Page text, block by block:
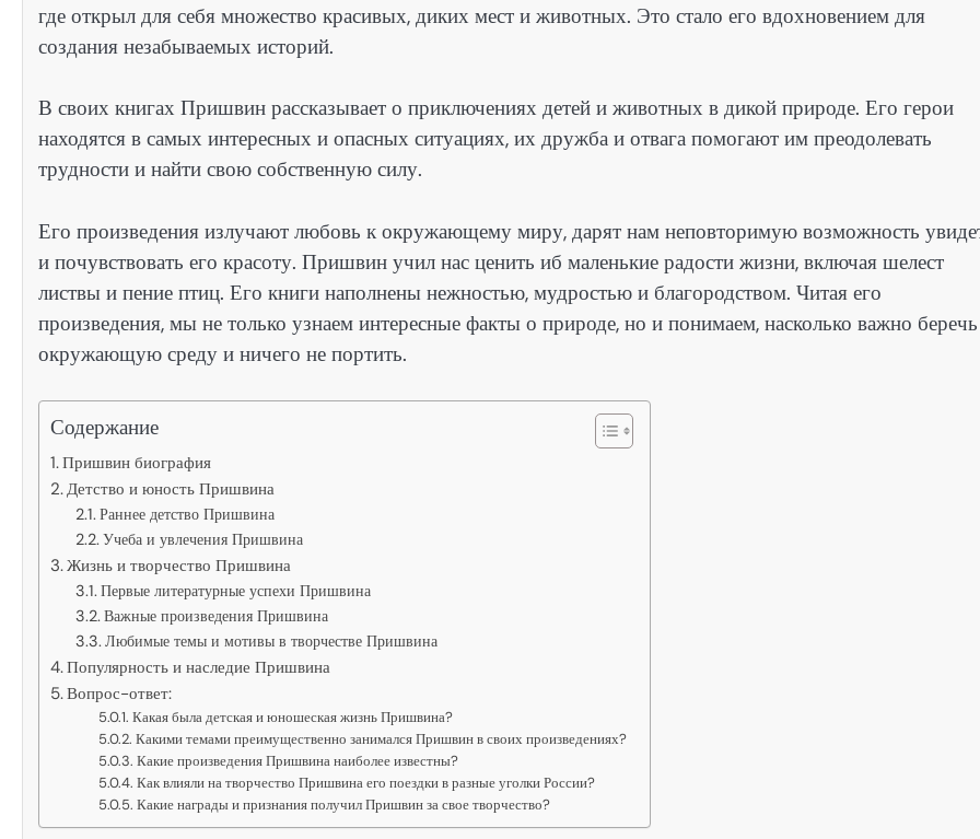
где открыл для себя множество красивых, диких мест и животных. Это стало его вдохновением для
создания незабываемых историй.
В своих книгах Пришвин рассказывает о приключениях детей и животных в дикой природе. Его герои
находятся в самых интересных и опасных ситуациях, их дружба и отвага помогают им преодолевать
трудности и найти свою собственную силу.
Его произведения излучают любовь к окружающему миру, дарят нам неповторимую возможность
и почувствовать его красоту. Пришвин учил нас ценить иб маленькие радости жизни, включая шелест
листвы и пение птиц. Его книги наполнены нежностью, мудростью и благородством. Читая его
произведения, мы не только узнаем интересные факты о природе, но и понимаем, насколько важно
окружающую среду и ничего не портить.
Содержание
Пришвин биография
Детство и юность Пришвина
Раннее детство Пришвина
Учеба и увлечения Пришвина
Жизнь и творчество Пришвина
Первые литературные успехи Пришвина
Важные произведения Пришвина
Любимые темы и мотивы в творчестве Пришвина
Популярность и наследие Пришвина
Вопрос-ответ:
Какая была детская и юношеская жизнь Пришвина?
Какими темами преимущественно занимался Пришвин в своих произведениях?
Какие произведения Пришвина наиболее известны?
Как влияли на творчество Пришвина его поездки в разные уголки России?
Какие награды и признания получил Пришвин за свое творчество?